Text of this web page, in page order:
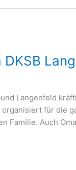
Langenfeld
für die
Familie. Auch